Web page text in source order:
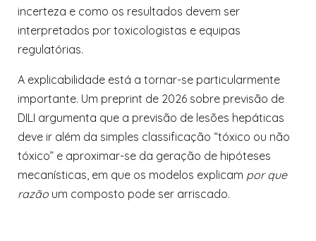
incerteza e como os resultados devem ser
interpretados por toxicologistas e equipas
regulatórias.
A explicabilidade está a tornar-se particularmente
importante. Um preprint de 2026 sobre previsão de
DILI argumenta que a previsão de lesões hepáticas
deve ir além da simples classificação “tóxico ou não
tóxico” e aproximar-se da geração de hipóteses
mecanísticas, em que os modelos explicam por que
razão um composto pode ser arriscado.